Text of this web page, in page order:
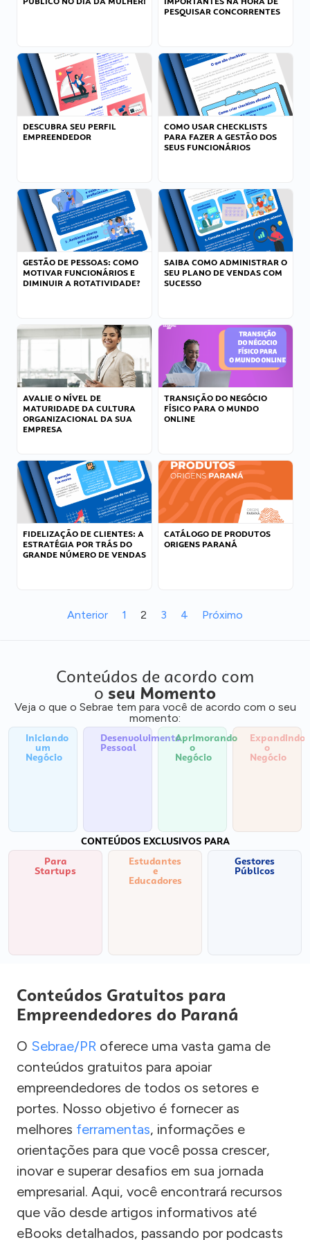
PESQUISAR CONCORRENTES
DESCUBRA SEU PERFIL
EMPREENDEDOR
COMO USAR CHECKLISTS
PARA FAZER A GESTÃO DOS
SEUS FUNCIONÁRIOS
GESTÃO DE PESSOAS: COMO
MOTIVAR FUNCIONÁRIOS E
DIMINUIR A ROTATIVIDADE?
SAIBA COMO ADMINISTRAR O
SEU PLANO DE VENDAS COM
SUCESSO
AVALIE O NÍVEL DE
MATURIDADE DA CULTURA
ORGANIZACIONAL DA SUA
EMPRESA
TRANSIÇÃO DO NEGÓCIO
FÍSICO PARA O MUNDO
ONLINE
FIDELIZAÇÃO DE CLIENTES: A
ESTRATÉGIA POR TRÁS DO
GRANDE NÚMERO DE VENDAS
CATÁLOGO DE PRODUTOS
ORIGENS PARANÁ
Anterior 1 2 3 4 Próximo
Conteúdos de acordo com
o seu Momento
Veja o que o Sebrae tem para você de acordo com o seu
momento:
Iniciando
um
Negócio
Desenvolvimento
Pessoal
Aprimorando
o
Negócio
Expandindo
o
Negócio
CONTEÚDOS EXCLUSIVOS PARA
Para
Startups
Estudantes
e
Educadores
Gestores
Públicos
Conteúdos Gratuitos para
Empreendedores do Paraná
O Sebrae/PR oferece uma vasta gama de
conteúdos gratuitos para apoiar
empreendedores de todos os setores e
portes. Nosso objetivo é fornecer as
melhores ferramentas, informações e
orientações para que você possa crescer,
inovar e superar desafios em sua jornada
empresarial. Aqui, você encontrará recursos
que vão desde artigos informativos até
eBooks detalhados, passando por podcasts